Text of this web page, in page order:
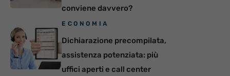
conviene davvero?
ECONOMIA
Dichiarazione precompilata,
assistenza potenziata: più
uffici aperti e call center